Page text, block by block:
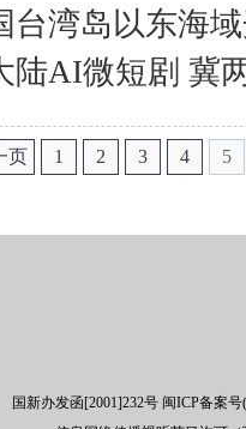
台湾岛以东海
陆AI微短剧 冀
页 1 2 3 4 5